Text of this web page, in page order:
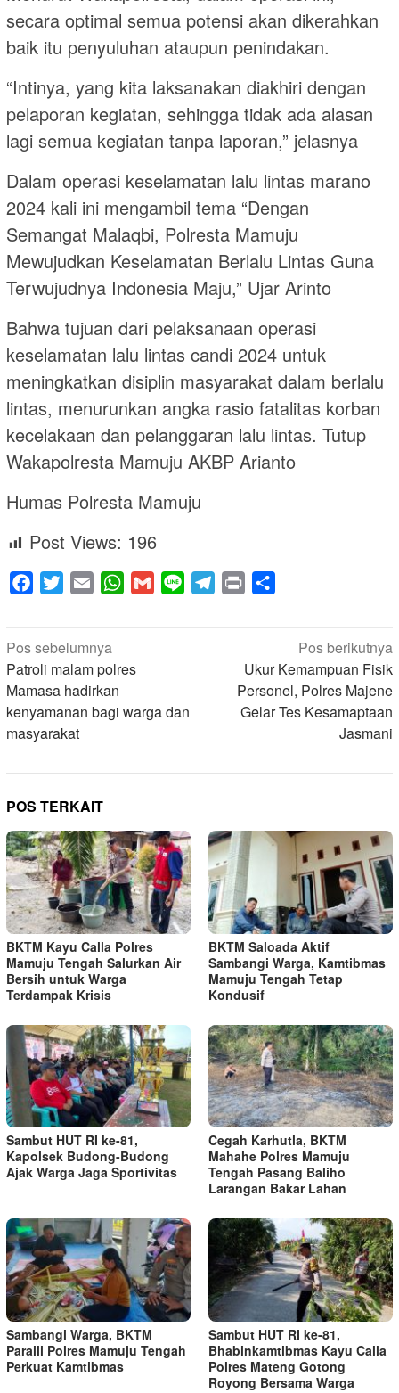
secara optimal semua potensi akan dikerahkan
baik itu penyuluhan ataupun penindakan.
“Intinya, yang kita laksanakan diakhiri dengan
pelaporan kegiatan, sehingga tidak ada alasan
lagi semua kegiatan tanpa laporan,” jelasnya
Dalam operasi keselamatan lalu lintas marano
2024 kali ini mengambil tema “Dengan
Semangat Malaqbi, Polresta Mamuju
Mewujudkan Keselamatan Berlalu Lintas Guna
Terwujudnya Indonesia Maju,” Ujar Arinto
Bahwa tujuan dari pelaksanaan operasi
keselamatan lalu lintas candi 2024 untuk
meningkatkan disiplin masyarakat dalam berlalu
lintas, menurunkan angka rasio fatalitas korban
kecelakaan dan pelanggaran lalu lintas. Tutup
Wakapolresta Mamuju AKBP Arianto
Humas Polresta Mamuju
Post Views: 196
Facebook
Twitter Email WhatsApp
Gmail Line Telegram
Print
Navigasi
pos
Pos sebelumnya
Patroli malam polres
Mamasa hadirkan
kenyamanan bagi warga dan
masyarakat
Pos berikutnya
Ukur Kemampuan Fisik
Personel, Polres Majene
Gelar Tes Kesamaptaan
Jasmani
POS TERKAIT
BKTM Kayu Calla Polres
Mamuju Tengah Salurkan Air
Bersih untuk Warga
Terdampak Krisis
BKTM Saloada Aktif
Sambangi Warga, Kamtibmas
Mamuju Tengah Tetap
Kondusif
Sambut HUT RI ke-81,
Kapolsek Budong-Budong
Ajak Warga Jaga Sportivitas
Cegah Karhutla, BKTM
Mahahe Polres Mamuju
Tengah Pasang Baliho
Larangan Bakar Lahan
Sambangi Warga, BKTM
Paraili Polres Mamuju Tengah
Perkuat Kamtibmas
Sambut HUT RI ke-81,
Bhabinkamtibmas Kayu Calla
Polres Mateng Gotong
Royong Bersama Warga